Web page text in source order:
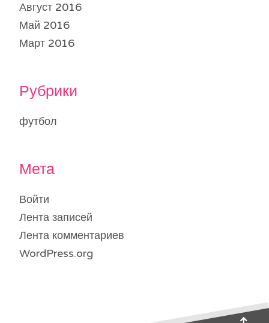
Август 2016
Май 2016
Март 2016
Рубрики
футбол
Мета
Войти
Лента записей
Лента комментариев
WordPress.org